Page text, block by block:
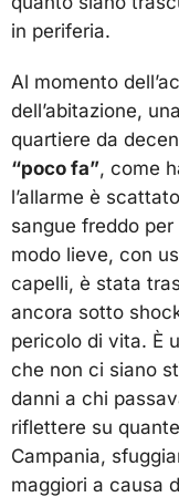
in periferia.
Al momento
dell’abitazione,
quartiere da
“poco fa”, come
l’allarme è
sangue freddo
modo lieve, con
capelli, è stata
ancora sotto
pericolo di vita. È
che non ci siano
danni a chi
riflettere su
Campania,
maggiori a causa